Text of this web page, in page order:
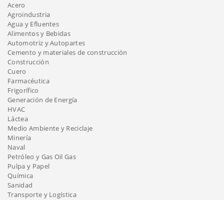
Acero
Agroindustria
Agua y Efluentes
Alimentos y Bebidas
Automotriz y Autopartes
Cemento y materiales de construcción
Construcción
Cuero
Farmacéutica
Frigorífico
Generación de Energía
HVAC
Láctea
Medio Ambiente y Reciclaje
Minería
Naval
Petróleo y Gas Oil Gas
Pulpa y Papel
Química
Sanidad
Transporte y Logística